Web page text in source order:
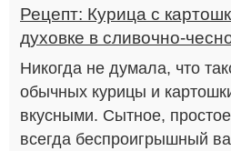
Рецепт: Курица с
духовке в сливочно-
Никогда не думала, что
обычных курицы и
вкусными. Сытное,
всегда беспроигрышный